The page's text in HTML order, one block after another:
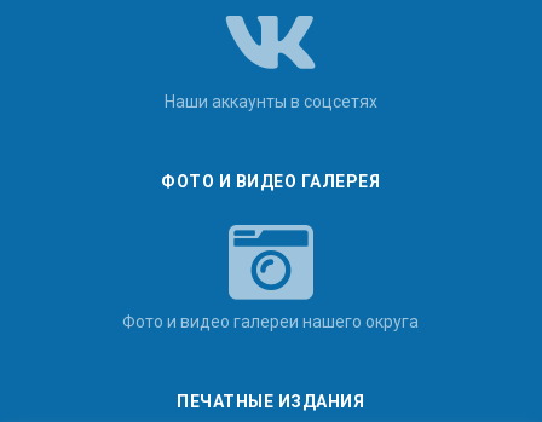
Наши аккаунты в соцсетях
ФОТО И ВИДЕО ГАЛЕРЕЯ
Фото и видео галереи нашего округа
ПЕЧАТНЫЕ ИЗДАНИЯ